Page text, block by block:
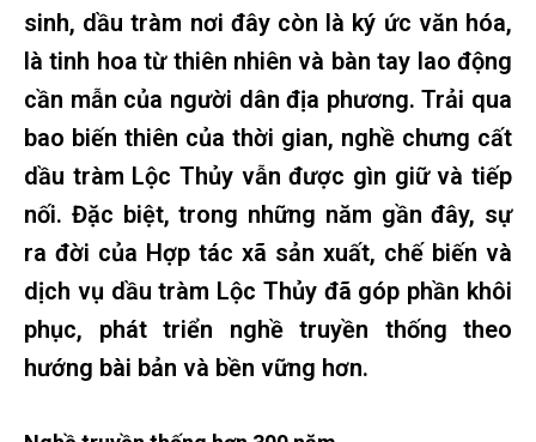
sinh, dầu tràm nơi đây còn là ký ức văn hóa,
là tinh hoa từ thiên nhiên và bàn tay lao động
cần mẫn của người dân địa phương. Trải qua
bao biến thiên của thời gian, nghề chưng cất
dầu tràm Lộc Thủy vẫn được gìn giữ và tiếp
nối. Đặc biệt, trong những năm gần đây, sự
ra đời của Hợp tác xã sản xuất, chế biến và
dịch vụ dầu tràm Lộc Thủy đã góp phần khôi
phục, phát triển nghề truyền thống theo
hướng bài bản và bền vững hơn.